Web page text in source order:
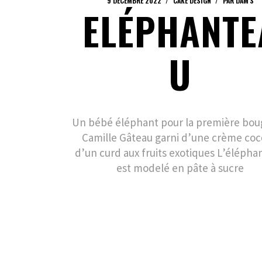
U
Un bébé éléphant pour la première
Camille Gâteau garni d’une crème
d’un curd aux fruits exotiques
est modelé en pâte à sucre